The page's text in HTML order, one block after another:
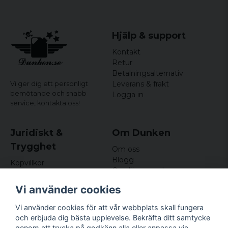
Vi ger dig ett personligt
bemötande och snabb
service, kontakta oss!
Hjälp & support
Kontakt
Retur
Betalningsalternativ
Leverans & frakt
Logga in
Juridiskt &
Trygghet
Köpvillkor
Om cookies
Om Dunken
Om oss
Blogg
Omdömen och
Nyhetsbrev
Kundklubb
Företagsuppgifter
Vi använder cookies
Vi använder cookies för att vår webbplats skall fungera
och erbjuda dig bästa upplevelse. Bekräfta ditt samtycke